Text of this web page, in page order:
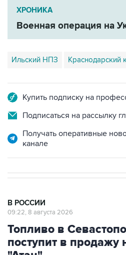
ХРОНИКА
Военная операция на
Ильский НПЗ Краснодарский
Купить подписку на
Подписаться на рассылку
Получать оперативные
канале
В РОССИИ
09:22, 8 августа 2026
Топливо в
поступит в продажу